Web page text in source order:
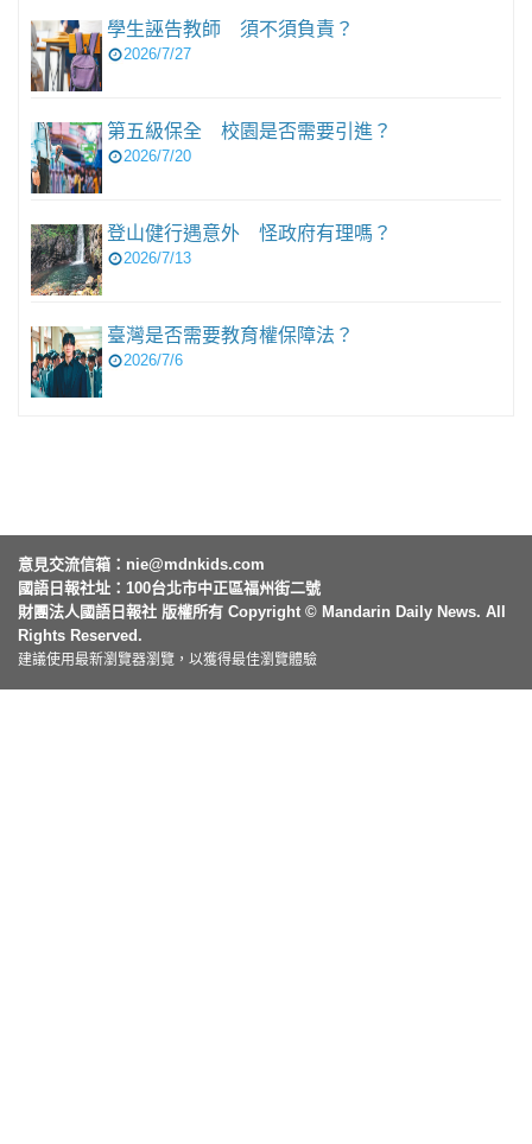
學生誣告教師 須不須負責？
2026/7/27
第五級保全 校園是否需要引進？
2026/7/20
登山健行遇意外 怪政府有理嗎？
2026/7/13
臺灣是否需要教育權保障法？
2026/7/6
意見交流信箱： nie@mdnkids.com
國語日報社址：100台北市中正區福州街二號
財團法人國語日報社 版權所有 Copyright © Mandarin Daily News. All
Rights Reserved.
建議使用最新瀏覽器瀏覽，以獲得最佳瀏覽體驗